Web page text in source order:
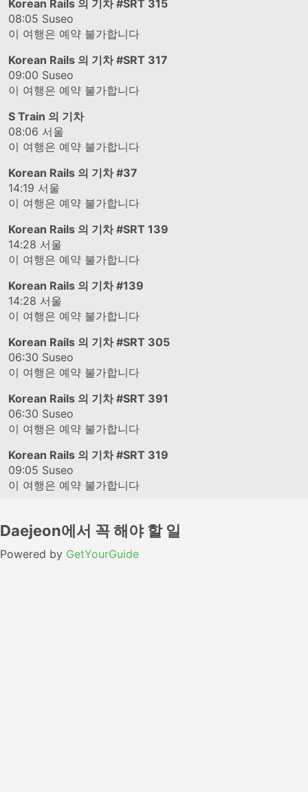
Korean Rails 의 기차#SRT 315
08:05 Suseo
이 여행은 예약 불가합니다
Korean Rails 의 기차#SRT 317
09:00 Suseo
이 여행은 예약 불가합니다
S Train 의 기차
08:06 서울
이 여행은 예약 불가합니다
Korean Rails 의 기차#37
14:19 서울
이 여행은 예약 불가합니다
Korean Rails 의 기차#SRT 139
14:28 서울
이 여행은 예약 불가합니다
Korean Rails 의 기차#139
14:28 서울
이 여행은 예약 불가합니다
Korean Rails 의 기차#SRT 305
06:30 Suseo
이 여행은 예약 불가합니다
Korean Rails 의 기차#SRT 391
06:30 Suseo
이 여행은 예약 불가합니다
Korean Rails 의 기차#SRT 319
09:05 Suseo
이 여행은 예약 불가합니다
Daejeon에서 꼭 해야 할 일
Powered by GetYourGuide